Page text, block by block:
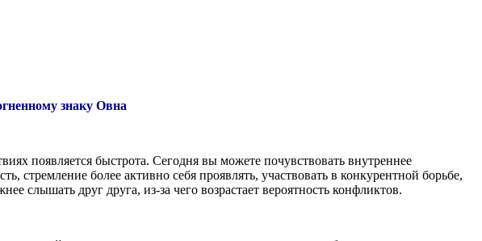
знаку Овна
появляется быстрота. Сегодня вы можете почувствовать внутреннее
стремление более активно себя проявлять, участвовать в конкурентной борьбе,
слышать друг друга, из-за чего возрастает вероятность конфликтов.